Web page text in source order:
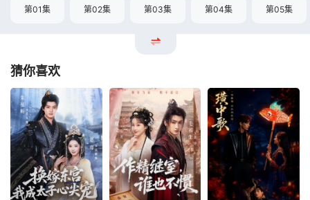
第01集 第02集 第03集 第04集 第05集
猜你喜欢